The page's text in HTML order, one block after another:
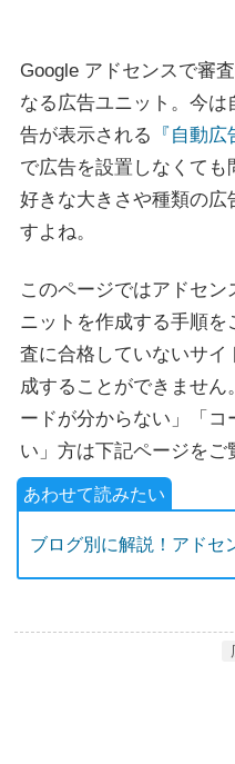
Google アドセンスで審
なる広告ユニット。今
告が表示される
『自動
で広告を設置しなくても
好きな大きさや種類の
すよね。
このページではアドセ
ニットを作成する手順
査に合格していないサ
成することができません
ードが分からない」「
い」方は下記ページをご
ブログ別に解説！アドセ